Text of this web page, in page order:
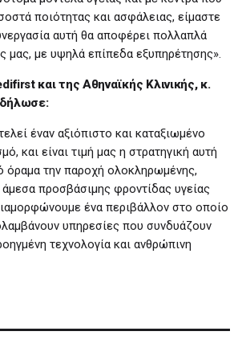
ποιότητας και ασφάλειας, είμαστε
αυτή θα αποφέρει πολλαπλά
μας, με υψηλά επίπεδα εξυπηρέτησης».
και της Αθηναϊκής Κλινικής, κ.
έναν αξιόπιστο και καταξιωμένο
και είναι τιμή μας η στρατηγική αυτή
όραμα την παροχή ολοκληρωμένης,
άμεσα προσβάσιμης φροντίδας υγείας
ένα περιβάλλον στο οποίο
υπηρεσίες που συνδυάζουν
τεχνολογία και ανθρώπινη